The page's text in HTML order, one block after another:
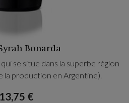
Bonarda
se situe dans la superbe région
la production en Argentine).
13,75 €